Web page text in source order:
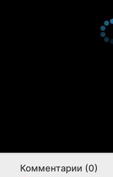
Комментарии (0)